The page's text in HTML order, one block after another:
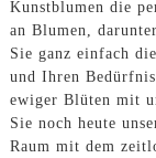
Kunstblumen die
an Blumen,
Sie ganz einfach
und Ihren
ewiger Blüten mit
Sie noch heute
Raum mit dem